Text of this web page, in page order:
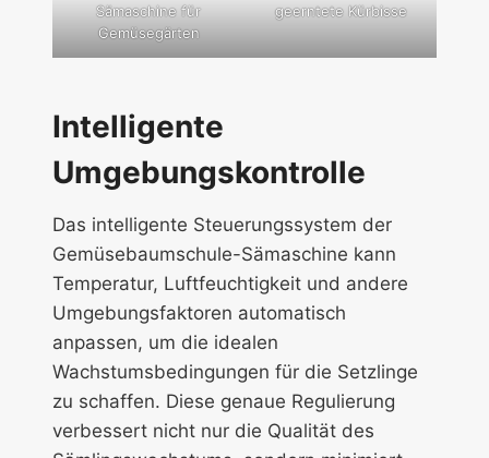
Sämaschine für
Gemüsegärten
geerntete Kürbisse
Intelligente
Umgebungskontrolle
Das intelligente Steuerungssystem der
Gemüsebaumschule-Sämaschine kann
Temperatur, Luftfeuchtigkeit und andere
Umgebungsfaktoren automatisch
anpassen, um die idealen
Wachstumsbedingungen für die Setzlinge
zu schaffen. Diese genaue Regulierung
verbessert nicht nur die Qualität des